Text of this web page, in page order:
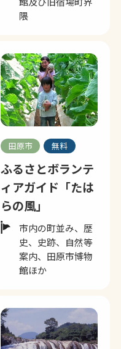
隈
田原市 無料
ふるさとボランテ
ィアガイド「たは
らの風」
市内の町並み、歴
史、史跡、自然等
案内、田原市博物
館ほか